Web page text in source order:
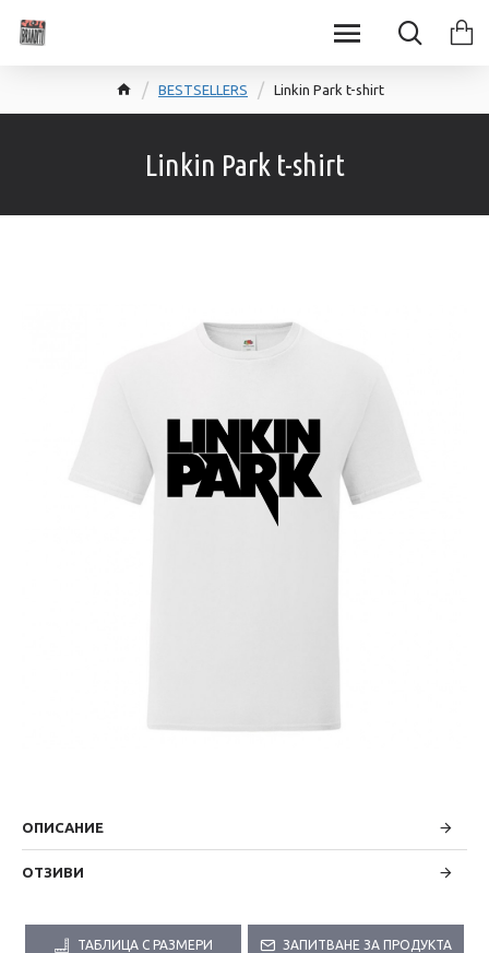
BESTSELLERS Linkin Park t-shirt
Linkin Park t-shirt
ОПИСАНИЕ
ОТЗИВИ
ТАБЛИЦА С РАЗМЕРИ ЗАПИТВАНЕ ЗА ПРОДУКТА